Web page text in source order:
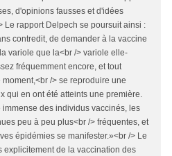
d'opinions fausses et d'idées
Le rapport Delpech se poursuit ainsi :
contredit, de demander à la vaccine
variole que la<br /> variole elle-
fréquemment encore, et tout
/> se reproduire une
qui en ont été atteints une première.
immense des individus vaccinés, les
peu à peu plus<br /> fréquentes, et
épidémies se manifester.»<br /> Le
explicitement de la vaccination des